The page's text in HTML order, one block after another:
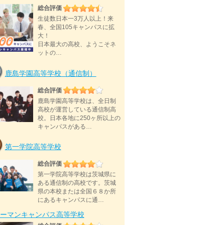
総合評価
生徒数日本一3万人以上！来
春、全国105キャンパスに拡
大！
日本最大の高校、ようこそネ
ットの…
鹿島学園高等学校（通信制）
総合評価
鹿島学園高等学校は、全日制
高校が運営している通信制高
校。日本各地に250ヶ所以上の
キャンパスがある…
第一学院高等学校
総合評価
第一学院高等学校は茨城県に
ある通信制の高校です。茨城
県の本校または全国６８か所
にあるキャンパスに通…
マンキャンパス高等学校